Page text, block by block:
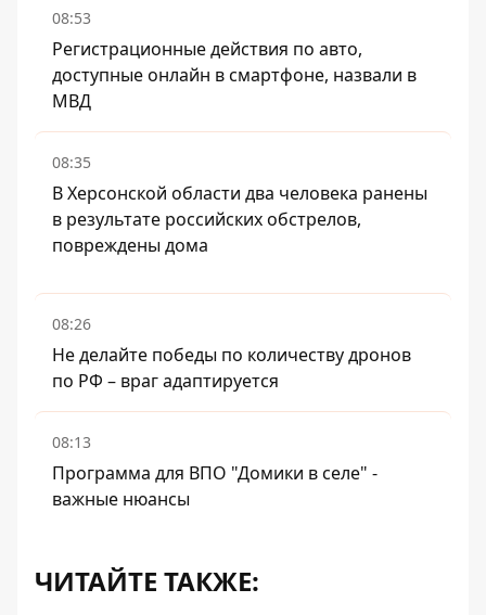
08:53
Регистрационные действия по авто,
доступные онлайн в смартфоне, назвали в
МВД
08:35
В Херсонской области два человека ранены
в результате российских обстрелов,
повреждены дома
08:26
Не делайте победы по количеству дронов
по РФ – враг адаптируется
08:13
Программа для ВПО "Домики в селе" -
важные нюансы
ЧИТАЙТЕ ТАКЖЕ: